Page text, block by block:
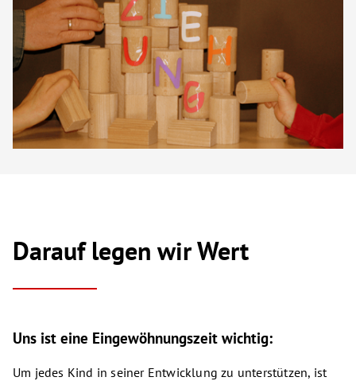
Darauf legen wir Wert
Uns ist eine Eingewöhnungszeit wichtig:
Um jedes Kind in seiner Entwicklung zu unterstützen, ist